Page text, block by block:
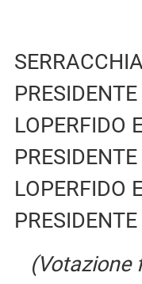
LOPERFIDO
LOPERFIDO
(Votazione